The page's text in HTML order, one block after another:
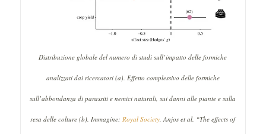
Distribuzione globale del numero di studi sull’impatto delle formiche
analizzati dai ricercatori (a). Effetto complessivo delle formiche
sull’abbondanza di parassiti e nemici naturali, sui danni alle piante e sulla
resa delle colture (b). Immagine:Royal Society , Anjos et al. “The effects of